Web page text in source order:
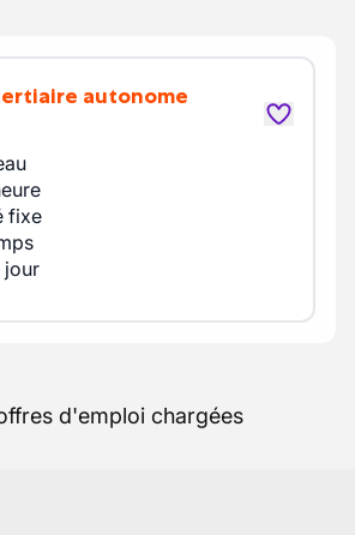
autonome
fixe
jour
d'emploi chargées